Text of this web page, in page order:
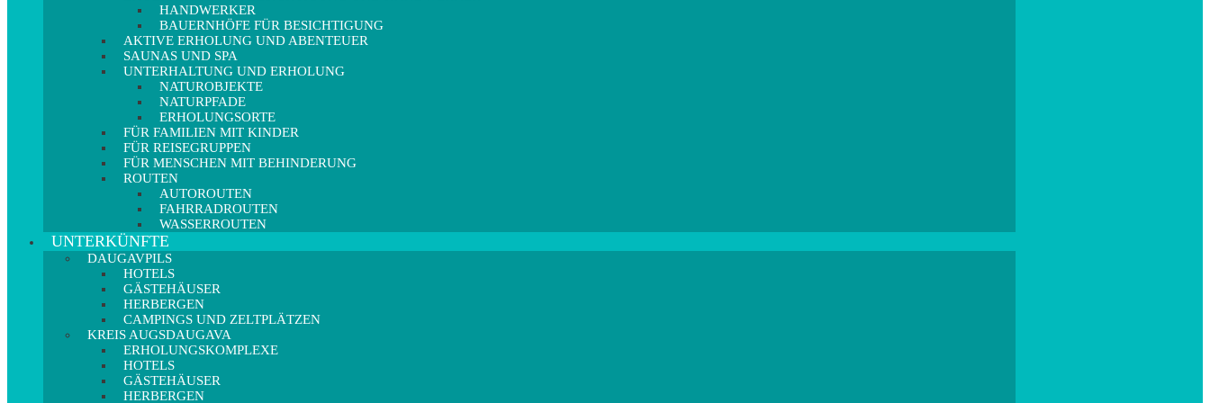
HANDWERKER
BAUERNHÖFE FÜR BESICHTIGUNG
AKTIVE ERHOLUNG UND ABENTEUER
SAUNAS UND SPA
UNTERHALTUNG UND ERHOLUNG
NATUROBJEKTE
NATURPFADE
ERHOLUNGSORTE
FÜR FAMILIEN MIT KINDER
FÜR REISEGRUPPEN
FÜR MENSCHEN MIT BEHINDERUNG
ROUTEN
AUTOROUTEN
FAHRRADROUTEN
WASSERROUTEN
UNTERKÜNFTE
DAUGAVPILS
HOTELS
GÄSTEHÄUSER
HERBERGEN
CAMPINGS UND ZELTPLÄTZEN
KREIS AUGSDAUGAVA
ERHOLUNGSKOMPLEXE
HOTELS
GÄSTEHÄUSER
HERBERGEN